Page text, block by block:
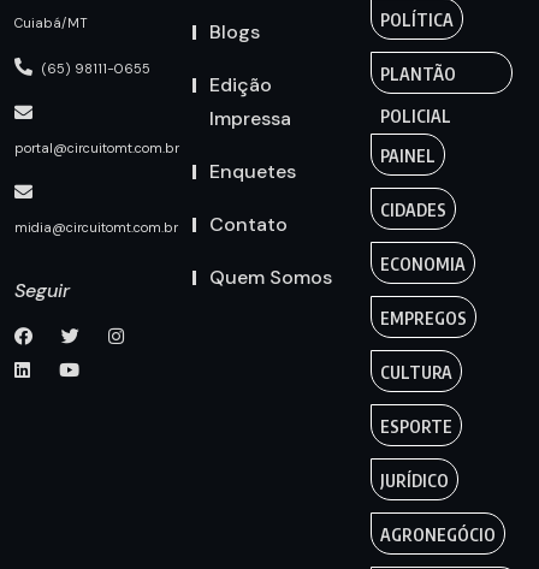
Cuiabá/MT
(65) 98111-0655
portal@circuitomt.com.br
midia@circuitomt.com.br
Seguir
Blogs
Edição
Impressa
Enquetes
Contato
Quem Somos
POLÍTICA
PLANTÃO
POLICIAL
PAINEL
CIDADES
ECONOMIA
EMPREGOS
CULTURA
ESPORTE
JURÍDICO
AGRONEGÓCIO